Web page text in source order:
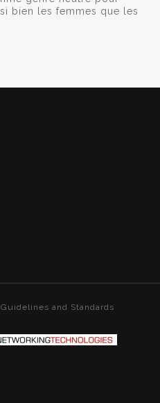
bien les femmes que les
and Standards